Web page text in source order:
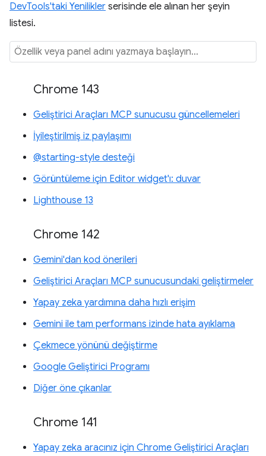
DevTools'taki Yenilikler serisinde ele alınan her şeyin
listesi.
Chrome 143
Geliştirici Araçları MCP sunucusu güncellemeleri
İyileştirilmiş iz paylaşımı
@starting-style desteği
Görüntüleme için Editor widget'ı: duvar
Lighthouse 13
Chrome 142
Gemini'dan kod önerileri
Geliştirici Araçları MCP sunucusundaki geliştirmeler
Yapay zeka yardımına daha hızlı erişim
Gemini ile tam performans izinde hata ayıklama
Çekmece yönünü değiştirme
Google Geliştirici Programı
Diğer öne çıkanlar
Chrome 141
Yapay zeka aracınız için Chrome Geliştirici Araçları